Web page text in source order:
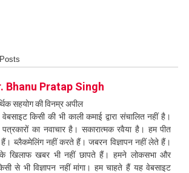
Bhanu Pratap Singh
सहयोग की विनम्र अपील
किसी की भी काली कमाई द्वारा संचालित नहीं है।
का नवाचार है। सकारात्मक रवैया है। हम पीत
हैं। ब्लैकमेलिंग नहीं करते हैं। जबरन विज्ञापन नहीं लेते हैं।
के खिलाफ खबर भी नहीं छापते हैं। हमने लोकसभा और
से भी विज्ञापन नहीं मांगा। हम चाहते हैं यह वेबसाइट